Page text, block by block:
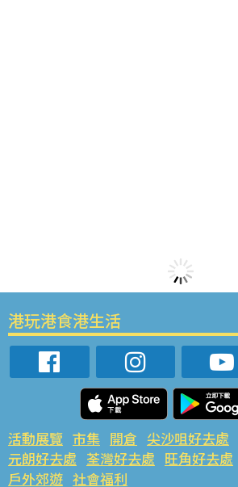
港玩港食港生活
活動展覽 市集 開倉 尖沙咀好去處
元朗好去處 荃灣好去處 旺角好去處
戶外郊遊 社會福利